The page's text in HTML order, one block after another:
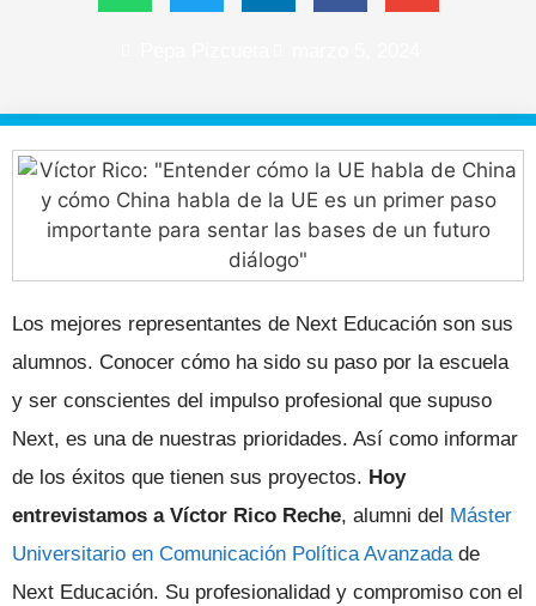
Los mejores representantes de Next Educación son sus
alumnos. Conocer cómo ha sido su paso por la escuela
y ser conscientes del impulso profesional que supuso
Next, es una de nuestras prioridades. Así como informar
de los éxitos que tienen sus proyectos. Hoy
entrevistamos a Víctor Rico Reche, alumni del Máster
Universitario en Comunicación Política Avanzadade
Next Educación. Su profesionalidad y compromiso con el